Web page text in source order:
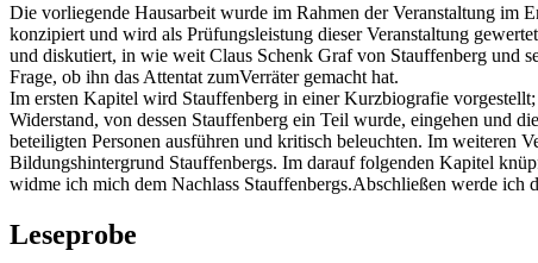
Die vorliegende Hausarbeit wurde im Rahmen der Veranstaltung im
konzipiert und wird als Prüfungsleistung dieser Veranstaltung
und diskutiert, in wie weit Claus Schenk Graf von Stauffenberg und
Frage, ob ihn das Attentat zumVerräter gemacht hat.
Im ersten Kapitel wird Stauffenberg in einer Kurzbiografie
Widerstand, von dessen Stauffenberg ein Teil wurde, eingehen und
beteiligten Personen ausführen und kritisch beleuchten. Im weiteren
Bildungshintergrund Stauffenbergs. Im darauf folgenden Kapitel
widme ich mich dem Nachlass Stauffenbergs.Abschließen werde ich
Leseprobe